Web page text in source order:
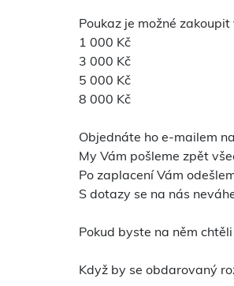
Poukaz je možné
1 000 Kč
3 000 Kč
5 000 Kč
8 000 Kč
Objednáte ho e-mailem
My Vám pošleme zpět
Po zaplacení Vám
S dotazy se na nás
Pokud byste na něm
Když by se obdarovaný